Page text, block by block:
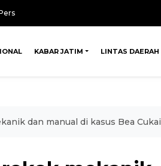
KABAR JATIM LINTAS DAERAH
dan manual di kasus Bea Cukai